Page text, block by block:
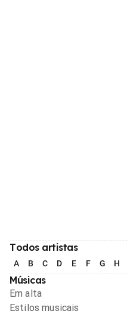
Todos artistas
A B C D E F G H
Músicas
Em alta
Estilos musicais